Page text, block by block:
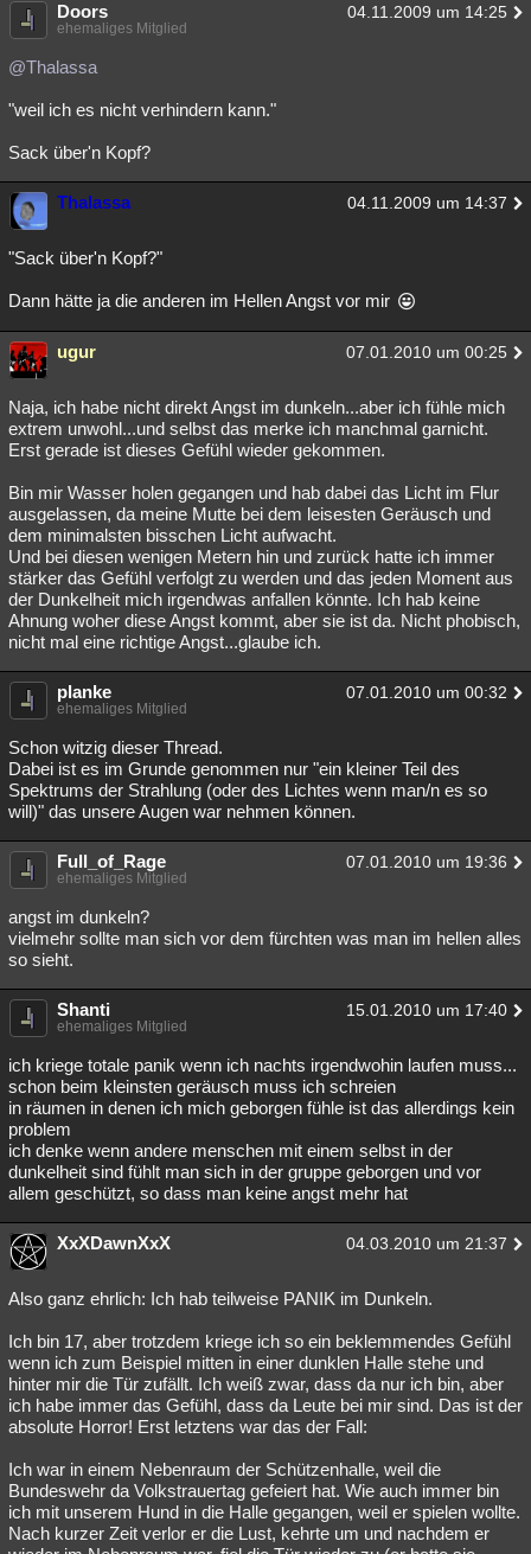
Doors 04.11.2009 um 14:25
ehemaliges Mitglied
@Thalassa
"weil ich es nicht verhindern kann."
Sack über'n Kopf?
Thalassa 04.11.2009 um 14:37
"Sack über'n Kopf?"
Dann hätte ja die anderen im Hellen Angst vor mir
ugur 07.01.2010 um 00:25
Naja, ich habe nicht direkt Angst im dunkeln...aber ich fühle mich
extrem unwohl...und selbst das merke ich manchmal garnicht.
Erst gerade ist dieses Gefühl wieder gekommen.
Bin mir Wasser holen gegangen und hab dabei das Licht im Flur
ausgelassen, da meine Mutte bei dem leisesten Geräusch und
dem minimalsten bisschen Licht aufwacht.
Und bei diesen wenigen Metern hin und zurück hatte ich immer
stärker das Gefühl verfolgt zu werden und das jeden Moment aus
der Dunkelheit mich irgendwas anfallen könnte. Ich hab keine
Ahnung woher diese Angst kommt, aber sie ist da. Nicht phobisch,
nicht mal eine richtige Angst...glaube ich.
planke 07.01.2010 um 00:32
ehemaliges Mitglied
Schon witzig dieser Thread.
Dabei ist es im Grunde genommen nur "ein kleiner Teil des
Spektrums der Strahlung (oder des Lichtes wenn man/n es so
will)" das unsere Augen war nehmen können.
Full_of_Rage 07.01.2010 um 19:36
ehemaliges Mitglied
angst im dunkeln?
vielmehr sollte man sich vor dem fürchten was man im hellen alles
so sieht.
Shanti 15.01.2010 um 17:40
ehemaliges Mitglied
ich kriege totale panik wenn ich nachts irgendwohin laufen muss...
schon beim kleinsten geräusch muss ich schreien
in räumen in denen ich mich geborgen fühle ist das allerdings kein
problem
ich denke wenn andere menschen mit einem selbst in der
dunkelheit sind fühlt man sich in der gruppe geborgen und vor
allem geschützt, so dass man keine angst mehr hat
XxXDawnXxX 04.03.2010 um 21:37
Also ganz ehrlich: Ich hab teilweise PANIK im Dunkeln.
Ich bin 17, aber trotzdem kriege ich so ein beklemmendes Gefühl
wenn ich zum Beispiel mitten in einer dunklen Halle stehe und
hinter mir die Tür zufällt. Ich weiß zwar, dass da nur ich bin, aber
ich habe immer das Gefühl, dass da Leute bei mir sind. Das ist der
absolute Horror! Erst letztens war das der Fall:
Ich war in einem Nebenraum der Schützenhalle, weil die
Bundeswehr da Volkstrauertag gefeiert hat. Wie auch immer bin
ich mit unserem Hund in die Halle gegangen, weil er spielen wollte.
Nach kurzer Zeit verlor er die Lust, kehrte um und nachdem er